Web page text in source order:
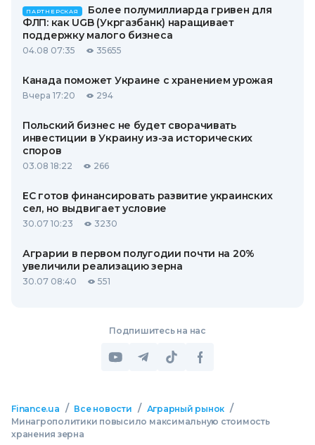
ПАРТНЕРСКАЯ
Более полумиллиарда гривен для
ФЛП: как UGB (Укргазбанк) наращивает
поддержку малого бизнеса
04.08 07:35 35655
Канада поможет Украине с хранением урожая
Вчера 17:20 294
Польский бизнес не будет сворачивать
инвестиции в Украину из-за исторических
споров
03.08 18:22 266
ЕС готов финансировать развитие украинских
сел, но выдвигает условие
30.07 10:23 3230
Аграрии в первом полугодии почти на 20%
увеличили реализацию зерна
30.07 08:40 551
Подпишитесь на нас
Finance.ua / Все новости / Аграрный рынок /
Минагрополитики повысило максимальную стоимость
хранения зерна